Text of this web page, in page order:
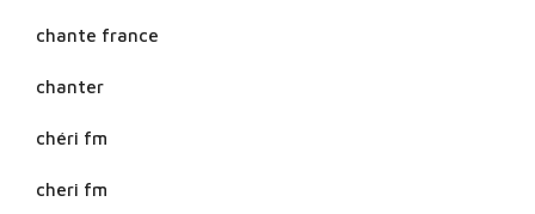
chante france
chanter
chéri fm
cheri fm